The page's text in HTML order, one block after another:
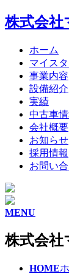
株式会社
ホーム
マイス
事業内容
設備紹介
実績
中古車
会社概要
お知らせ
採用情報
お問い
MENU
株式会社
HOME